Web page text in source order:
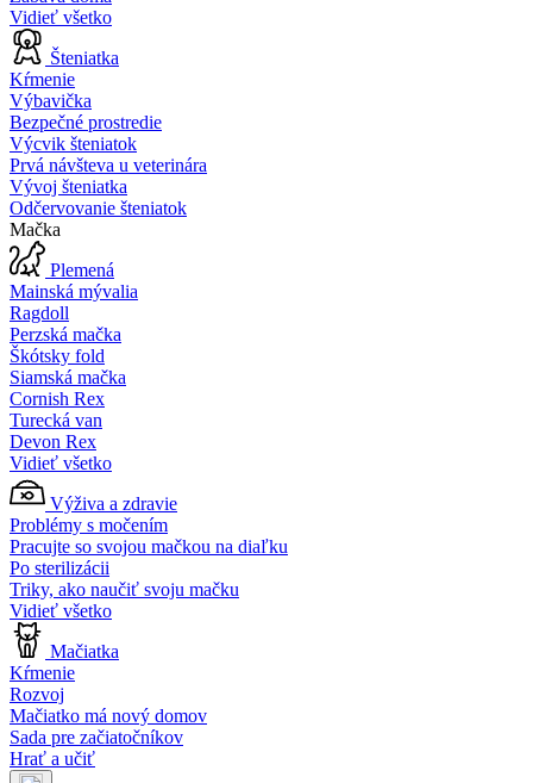
Vidieť všetko
Šteniatka
Kŕmenie
Výbavička
Bezpečné prostredie
Výcvik šteniatok
Prvá návšteva u veterinára
Vývoj šteniatka
Odčervovanie šteniatok
Mačka
Plemená
Mainská mývalia
Ragdoll
Perzská mačka
Škótsky fold
Siamská mačka
Cornish Rex
Turecká van
Devon Rex
Vidieť všetko
Výživa a zdravie
Problémy s močením
Pracujte so svojou mačkou na diaľku
Po sterilizácii
Triky, ako naučiť svoju mačku
Vidieť všetko
Mačiatka
Kŕmenie
Rozvoj
Mačiatko má nový domov
Sada pre začiatočníkov
Hrať a učiť